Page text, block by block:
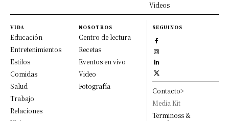
Videos
VIDA
Educación
Entretenimientos
Estilos
Comidas
Salud
Trabajo
Relaciones
NOSOTROS
Centro de lectura
Recetas
Eventos en vivo
Video
Fotografía
SEGUINOS
Contacto>
Media Kit
Terminoss &